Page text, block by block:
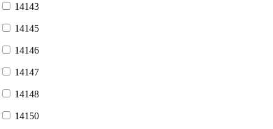
14143
14145
14146
14147
14148
14150